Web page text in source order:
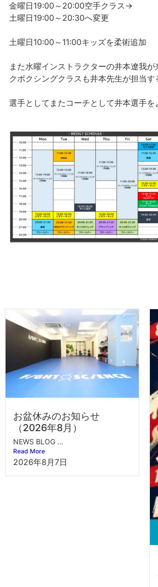
金曜日19:00～20:00空手クラス→
土曜日19:00～20:30へ変更
土曜日10:00～11:00キッズを柔術追加
また水曜インストラクターの井本遼我
クボクシングクラスも井本先生が担当す
選手としてまたコーチとして井本選手を
お盆休みのお知らせ
（2026年8月）
NEWS BLOG ...
Read More
2026年8月7日